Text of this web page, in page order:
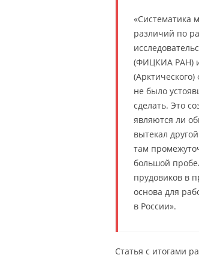
«Систематика
различий по
(ФИЦКИА РАН) и
не было
сделать. Это
являются ли
вытекал
там
большой
прудовиков в
основа для
в России».
Статья с итогами